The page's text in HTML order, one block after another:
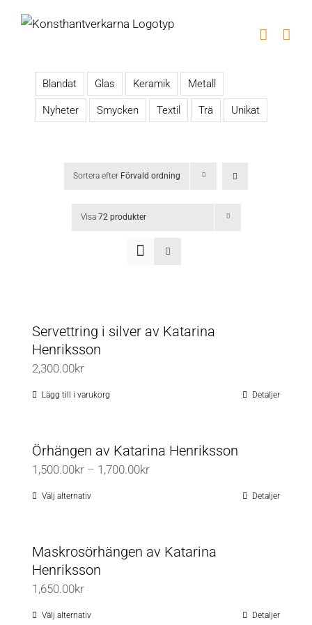
Blandat Glas Keramik Metall
Nyheter Smycken Textil Trä Unikat
Sortera efter Förvald ordning
Visa 72 produkter
Servettring i silver av Katarina
Henriksson
2,300.00kr
Lägg till i varukorg Detaljer
Örhängen av Katarina Henriksson
1,500.00kr – 1,700.00krPrisintervall:
Välj alternativDen
har
flera
De
Detaljer
Maskrosörhängen av Katarina
Henriksson
1,650.00kr
Välj alternativDen
Detaljer